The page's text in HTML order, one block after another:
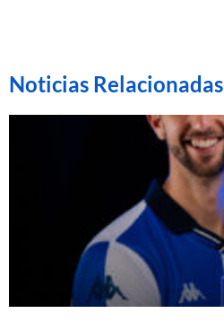
Noticias Relacionadas